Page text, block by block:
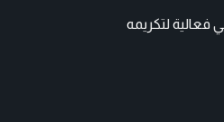
لتكريمه